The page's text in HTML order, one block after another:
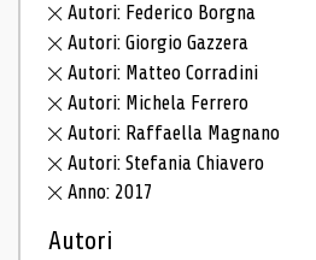
Autori: Federico Borgna
Autori: Giorgio Gazzera
Autori: Matteo Corradini
Autori: Michela Ferrero
Autori: Raffaella Magnano
Autori: Stefania Chiavero
Anno: 2017
Autori